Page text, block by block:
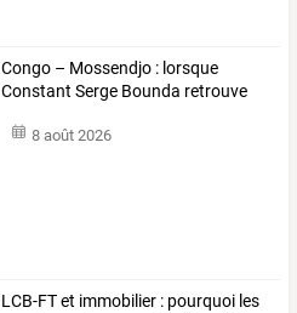
Congo – Mossendjo : lorsque
Constant Serge Bounda retrouve
8 août 2026
LCB-FTet immobilier : pourquoi les